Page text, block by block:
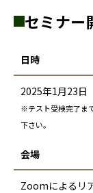
セミナー
日時
2025年1月23日
※テスト受検完了ま
下さい。
会場
Zoomによるリ